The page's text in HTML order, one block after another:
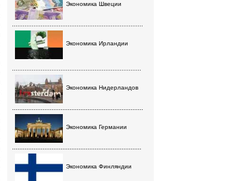
Экономика Швеции
Экономика Ирландии
Экономика Нидерландов
.........................................................................
Экономика Германии
........................................................................
Экономика Финляндии